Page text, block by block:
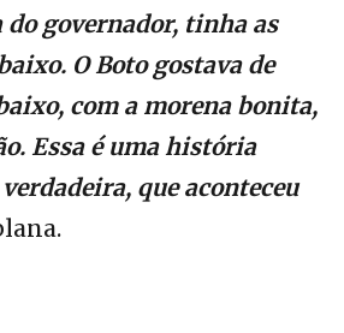
do governador, tinha as
O Boto gostava de
com a morena bonita,
Essa é uma história
que aconteceu